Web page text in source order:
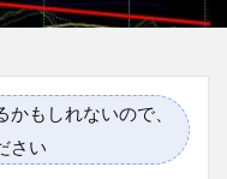
もしれないので、
さい